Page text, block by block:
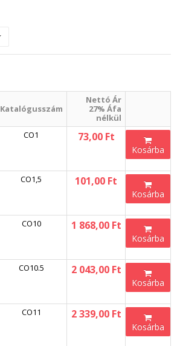
Katalógusszám
Nettó Ár
27% Áfa
nélkül
CO1 73,00 Ft
Kosárba
CO1,5 101,00 Ft
Kosárba
CO10 1 868,00 Ft
Kosárba
CO10.5 2 043,00 Ft
Kosárba
CO11 2 339,00 Ft
Kosárba